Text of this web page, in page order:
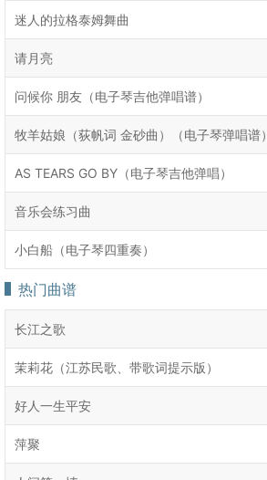
迷人的拉格泰姆舞曲
请月亮
问候你 朋友（电子琴吉他弹唱谱）
牧羊姑娘（荻帆词 金砂曲）（电子琴弹唱谱）
AS TEARS GO BY（电子琴吉他弹唱）
音乐会练习曲
小白船（电子琴四重奏）
热门曲谱
长江之歌
茉莉花（江苏民歌、带歌词提示版）
好人一生平安
萍聚